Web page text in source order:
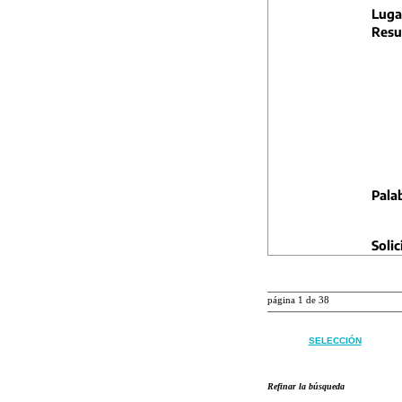
página 1 de 38
SELECCIÓN
Refinar la búsqueda